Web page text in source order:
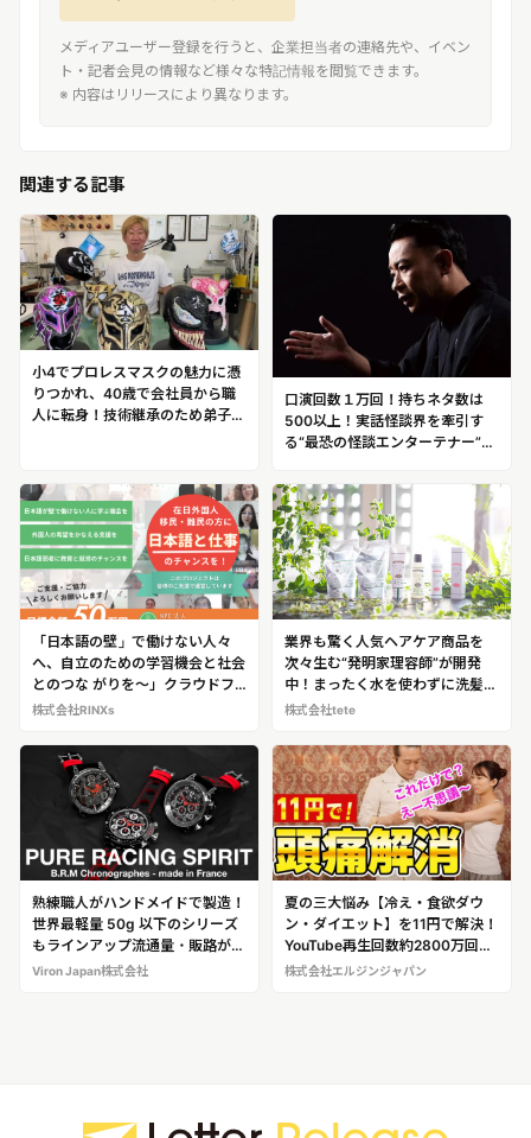
メディアユーザー登録を行うと、企業担当者の連絡先や、イベン
ト・記者会見の情報など様々な特記情報を閲覧できます。
※ 内容はリリースにより異なります。
関連する記事
小4でプロレスマスクの魅力に憑
りつかれ、40歳で会社員から職
人に転身！技術継承のため弟子も
エーター 神谷 淳
口演回数１万回！持ちネタ数は
500以上！実話怪談界を牽引す
る“最恐の怪談エンターテナー”チ
「日本語の壁」で働けない人々
へ、自立のための学習機会と社会
とのつな がりを～」クラウドフ
ァンディング開始。移民難民・困
就労支援を加速。
株式会社RINXs
業界も驚く人気ヘアケア商品を
次々生む“発明家理容師”が開発
中！まったく水を使わずに洗髪で
きるドライシャンプー
Shampoo」
株式会社tete
熟練職人がハンドメイドで製造！
世界最軽量 50g 以下のシリーズ
もラインアップ流通量・販路が限
定されているため、“幻の時計”の
Viron Japan株式会社
夏の三大悩み【冷え・食欲ダウ
ン・ダイエット】を11円で解決！
YouTube再生回数約2800万回
超！ 美容鍼キング直伝のツボ刺
株式会社エルジンジャパン